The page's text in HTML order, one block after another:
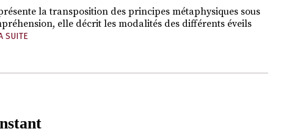
la transposition des principes métaphysiques sous
elle décrit les modalités des différents éveils
SUITE